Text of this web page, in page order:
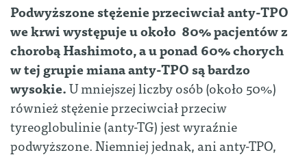
Podwyższone stężenie przeciwciał anty-TPO
we krwi występuje u około 80% pacjentów z
chorobą Hashimoto, a u ponad 60% chorych
w tej grupie miana anty-TPO są bardzo
wysokie.U mniejszej liczby osób (około 50%)
również stężenie przeciwciał przeciw
tyreoglobulinie (anty-TG) jest wyraźnie
podwyższone. Niemniej jednak, ani anty-TPO,